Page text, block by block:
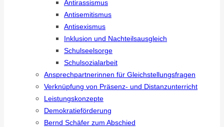
Antirassismus
Antisemitismus
Antisexismus
Inklusion und Nachteilsausgleich
Schulseelsorge
Schulsozialarbeit
Ansprechpartnerinnen für Gleichstellungsfragen
Verknüpfung von Präsenz- und Distanzunterricht
Leistungskonzepte
Demokratieförderung
Bernd Schäfer zum Abschied